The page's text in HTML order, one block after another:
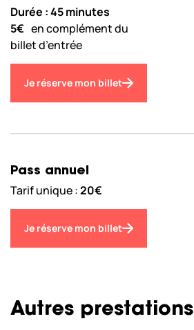
Durée : 45 minutes
5€ en complément du
billet d’entrée
Je réserve mon billet
Pass annuel
Tarif unique :20€
Je réserve mon billet
Autres prestations